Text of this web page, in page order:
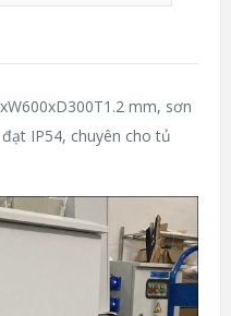
mm, sơn
đạt IP54, chuyên cho tủ